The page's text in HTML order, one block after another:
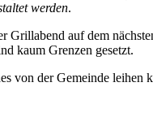
werden.
auf dem
kaum Grenzen gesetzt.
von der Gemeinde leihen